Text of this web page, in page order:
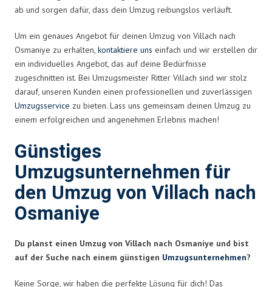
ab und sorgen dafür, dass dein Umzug reibungslos verläuft.
Um ein genaues Angebot für deinen Umzug von Villach nach
Osmaniye zu erhalten, kontaktiere uns einfach und wir erstellen dir
ein individuelles Angebot, das auf deine Bedürfnisse
zugeschnitten ist. Bei Umzugsmeister Ritter Villach sind wir stolz
darauf, unseren Kunden einen professionellen und zuverlässigen
Umzugsservice zu bieten. Lass uns gemeinsam deinen Umzug zu
einem erfolgreichen und angenehmen Erlebnis machen!
Günstiges
Umzugsunternehmen für
den Umzug von Villach nach
Osmaniye
Du planst einen Umzug von Villach nach Osmaniye und bist
auf der Suche nach einem günstigen Umzugsunternehmen?
Keine Sorge, wir haben die perfekte Lösung für dich! Das